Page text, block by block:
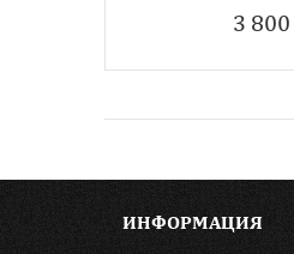
3
ИНФОРМАЦИЯ